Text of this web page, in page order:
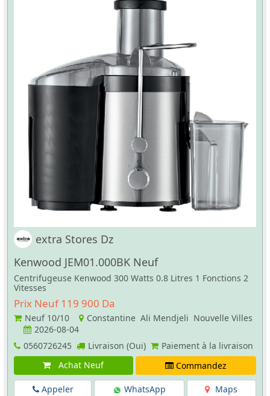
extra Stores Dz
Kenwood JEM01.000BK Neuf
Centrifugeuse Kenwood 300 Watts 0.8 Litres 1 Fonctions 2
Vitesses
Prix Neuf 119 900 Da
Neuf 10/10
Constantine Ali Mendjeli Nouvelle Villes
2026-08-04
0560726245
Livraison (Oui)
Paiement à la livraison
Achat Neuf
Commandez
Appeler WhatsApp Maps